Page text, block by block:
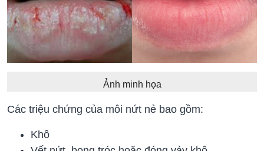
Ảnh minh họa
Các triệu chứng của môi nứt nẻ bao gồm:
Khô